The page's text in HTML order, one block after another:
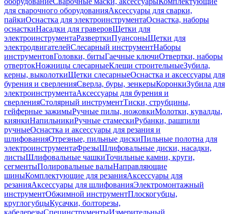
для сварочного оборудованияАксессуары для сварки,
пайкиОснастка для электроинструментаОснастка, наборы
оснасткиНасадки для граверовЩетки для
электроинструментаРазверткиПуансоныЩетки для
электродвигателейСлесарный инструментНаборы
инструментовГоловки, битыГаечные ключиОтвертки, наборы
отвертокНожницы слесарныеКлещи строительныеЗубила,
керны, выколоткиЩетки слесарныеОснастка и аксессуары для
бурения и сверленияСверла, буры, зенкерыКоронкиЗубила для
электроинструментаАксессуары для бурения и
сверленияСтолярный инструментТиски, струбцины,
гейферные зажимыРучные пилы, ножовкиМолотки, кувалды,
киянкиНапильникиРучные стамескиРубанки, рашпили
ручныеОснастка и аксессуары для резания и
шлифованияОтрезные, пильные дискиПильные полотна для
электроинструментаФрезыШлифовальные диски, насадки,
листыШлифовальные чашкиТочильные камни, круги,
сегментыПолировальные валыНаправляющие
шиныКомплектующие для резанияАксессуары для
резанияАксессуары для шлифованияЭлектромонтажный
инструментОбжимной инструментПлоскогубцы,
круглогубцыКусачки, болторезы,
кабелерезыСпецинструментыИзмерительный